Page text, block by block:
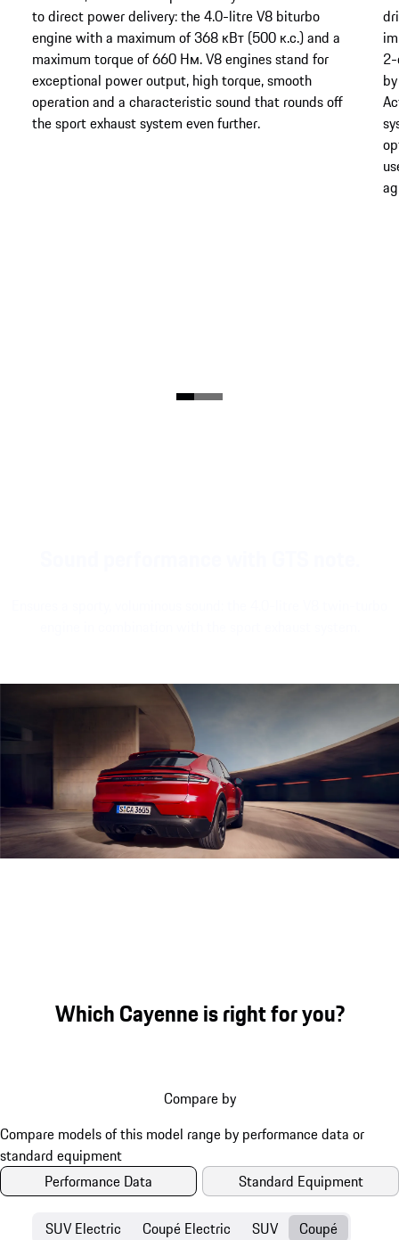
to direct power delivery: the 4.0-litre V8 biturbo
engine with a maximum of 368 кВт (500 к.с.) and a
maximum torque of 660 Нм. V8 engines stand for
exceptional power output, high torque, smooth
operation and a characteristic sound that rounds off
the sport exhaust system even further.
Which Cayenne is right for you?
Compare by
Performance Data Standard Equipment
SUV Electric Coupé Electric SUV Coupé